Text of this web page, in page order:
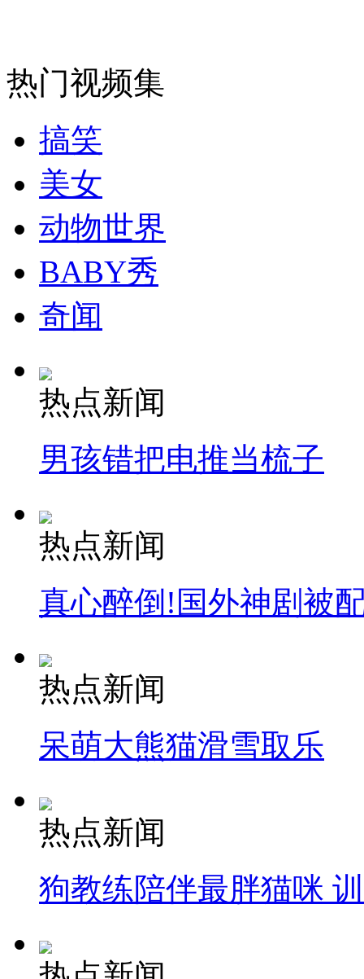
消防员救轻生者 花炮节热闹非凡
司机酒驾遇交警 急速倒车逃窜
热门视频集
搞笑
美女
动物世界
BABY秀
奇闻
热点新闻
男孩错把电推当梳子
热点新闻
真心醉倒!国外神剧被
热点新闻
呆萌大熊猫滑雪取乐
热点新闻
狗教练陪伴最胖猫咪